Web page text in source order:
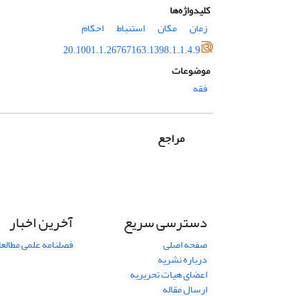
کلیدواژه‌ها
زمان
مکان استنباط
احکام
20.1001.1.26767163.1398.1.1.4.9
موضوعات
فقه
مراجع
دسترسی سریع
صفحه اصلی
درباره نشریه
اعضای هیات تحریریه
ارسال مقاله
آخرین اخبار
فصلنامه علمی